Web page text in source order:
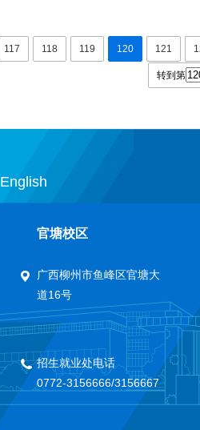
117 118 119 120 121
转到第
English
官塘校区
广西柳州市鱼峰区官塘大
道16号
招生就业处电话
0772-3156666/3156667